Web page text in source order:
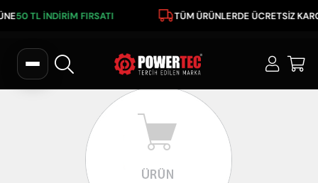
50 TL İNDİRİM FIRSATI TÜM ÜRÜNLERDE ÜCRETSİZ